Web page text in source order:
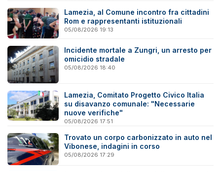
Lamezia, al Comune incontro fra cittadini
Rom e rappresentanti istituzionali
05/08/2026 19:13
Incidente mortale a Zungri, un arresto per
omicidio stradale
05/08/2026 18:40
Lamezia, Comitato Progetto Civico Italia
su disavanzo comunale: "Necessarie
nuove verifiche"
05/08/2026 17:51
Trovato un corpo carbonizzato in auto nel
Vibonese, indagini in corso
05/08/2026 17:29